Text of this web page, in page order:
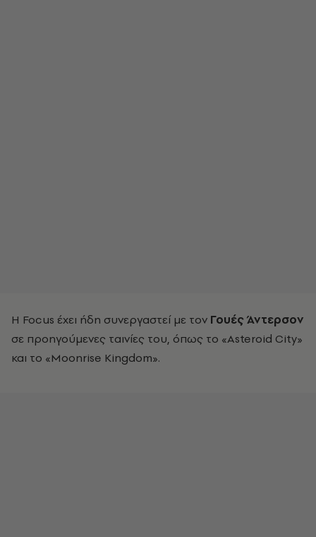
Η Focus έχει ήδη συνεργαστεί με τον Γουές Άντερσον
σε προηγούμενες ταινίες του, όπως το «Asteroid City»
και το «Moonrise Kingdom».